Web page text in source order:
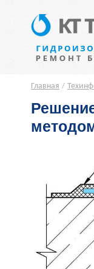
Главная /